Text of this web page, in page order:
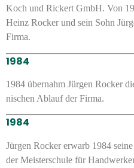
Koch und Rickert GmbH. Von
Heinz Rocker und sein Sohn
Firma.
1984
1984 übernahm Jürgen Rocker
nischen Ablauf der Firma.
1984
Jürgen Rocker erwarb 1984
der Meister­schule für